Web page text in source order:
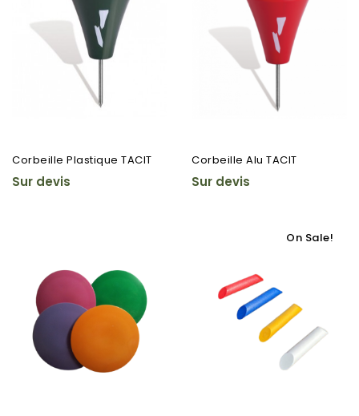
Corbeille Plastique TACIT
Sur devis
Corbeille Alu TACIT
Sur devis
On Sale!